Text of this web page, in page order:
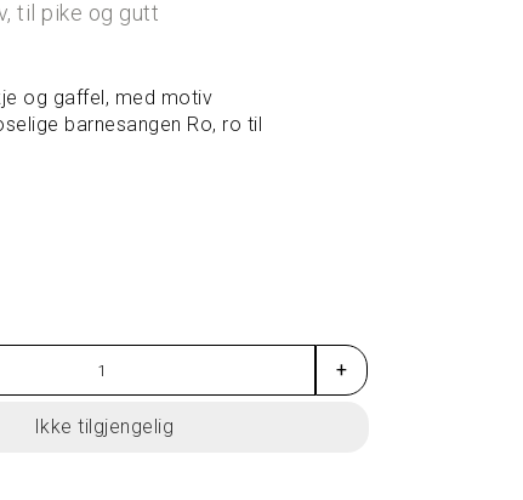
til pike og gutt
og gaffel, med motiv
barnesangen Ro, ro til
+